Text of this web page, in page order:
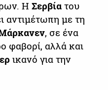
Η Σερβίατου
αντιμέτωπη με τη
, σε ένα
φαβορί, αλλά και
ικανό για την